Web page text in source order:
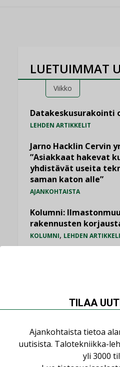
LUETUIMMAT
Viikko
Datakeskusurakointi
LEHDEN ARTIKKELIT
Jarno Hacklin Cervin
”Asiakkaat hakevat
yhdistävät useita
saman katon alle”
AJANKOHTAISTA
Kolumni:
rakennusten
KOLUMNI, LEHDEN
Bravida sai LVI-
AJANKOHTAISTA,TILAAJILLE
TILAA
Ajankohtaista tietoa
uutisista. Talotekniikka-
yli 3000